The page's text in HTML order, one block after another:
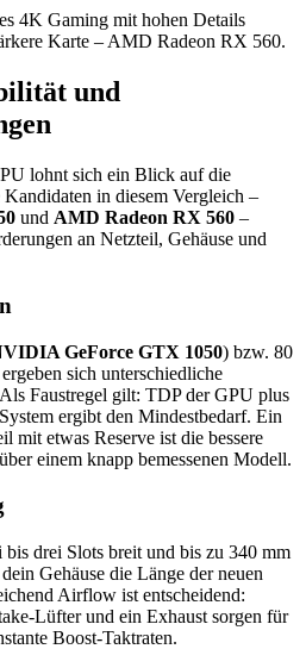
4K Gaming mit hohen Details
Karte – AMD Radeon RX 560.
und
lohnt sich ein Blick auf die
in diesem Vergleich –
und AMD Radeon RX 560 –
an Netzteil, Gehäuse und
GeForce GTX 1050) bzw. 80
sich unterschiedliche
Faustregel gilt: TDP der GPU plus
ergibt den Mindestbedarf. Ein
mit etwas Reserve ist die bessere
einem knapp bemessenen Modell.
drei Slots breit und bis zu 340 mm
Gehäuse die Länge der neuen
Airflow ist entscheidend:
Lüfter und ein Exhaust sorgen für
Boost-Taktraten.